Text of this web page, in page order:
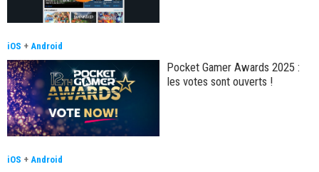
iOS + Android
Pocket Gamer Awards 2025 :
les votes sont ouverts !
iOS + Android